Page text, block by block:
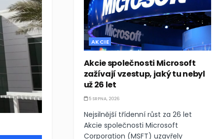
AKCIE
Akcie společnosti Microsoft
zažívají vzestup, jaký tu nebyl
už 26 let
5 SRPNA, 2026
Nejsilnější třídenní růst za 26 let
Akcie společnosti Microsoft
Corporation (MSFT) uzavřely